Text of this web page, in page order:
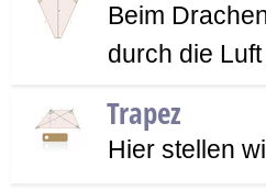
Beim
durch die
Trapez
Hier stellen